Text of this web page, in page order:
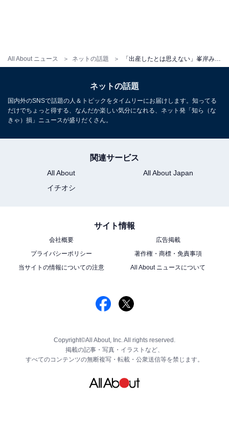
All About ニュース ネットの話題
ネットの話題
国内外のSNSで話題の人＆トピックをタイムリーにお届けします。知ってる
だけでちょっと得する、なんだか楽しい気分になれる、ネット発「知ら（な
きゃ）損」ニュースが盛りだくさん。
関連サービス
All About
All About Japan
イチオシ
サイト情報
会社概要
広告掲載
プライバシーポリシー
著作権・商標・免責事項
当サイトの情報についての注意
All About ニュースについて
Copyright©All About, Inc. All rights reserved.
掲載の記事・写真・イラストなど、
すべてのコンテンツの無断複写・転載・公衆送信等を禁じます。